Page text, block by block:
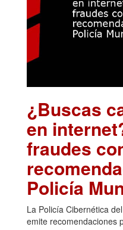
¿Buscas
en
fraudes
Policía
La Policía Cibernética
emite recomendaciones